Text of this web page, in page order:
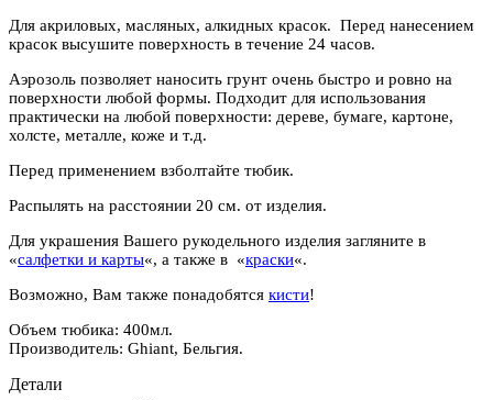
Для акриловых, масляных, алкидных красок. Перед нанесением
красок высушите поверхность в течение 24 часов.
Аэрозоль позволяет наносить грунт очень быстро и ровно на
поверхности любой формы. Подходит для использования
практически на любой поверхности: дереве, бумаге, картоне,
холсте, металле, коже и т.д.
Перед применением взболтайте тюбик.
Распылять на расстоянии 20 см. от изделия.
Для украшения Вашего рукодельного изделия загляните в
«салфетки и карты«, а также в «краски«.
Возможно, Вам также понадобятся кисти!
Объем тюбика: 400мл.
Производитель: Ghiant, Бельгия.
Детали